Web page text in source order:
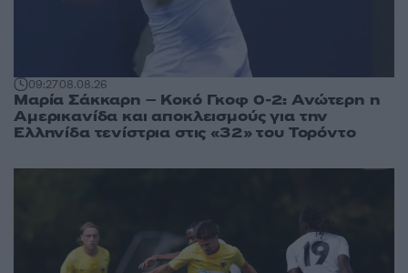
09:2708.08.26
Μαρία Σάκκαρη – Κοκό Γκοφ 0-2: Ανώτερη η
Αμερικανίδα και αποκλεισμούς για την
Ελληνίδα τενίστρια στις «32» του Τορόντο